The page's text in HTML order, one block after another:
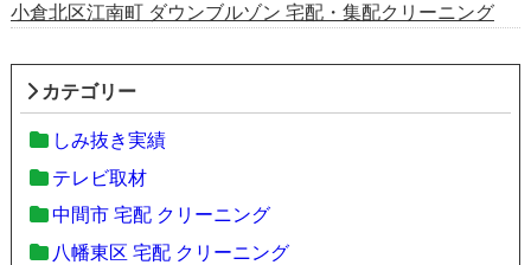
小倉北区江南町 ダウンブルゾン 宅配・集配クリーニング
カテゴリー
しみ抜き実績
テレビ取材
中間市 宅配 クリーニング
八幡東区 宅配 クリーニング